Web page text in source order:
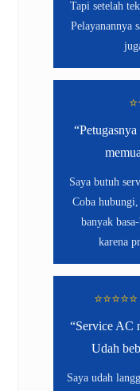
Tapi setelah
Pelayanannya
Saya butuh
Coba
banyak
karena
⭐️⭐️⭐️⭐️⭐️
“Service AC
Udah
Saya udah